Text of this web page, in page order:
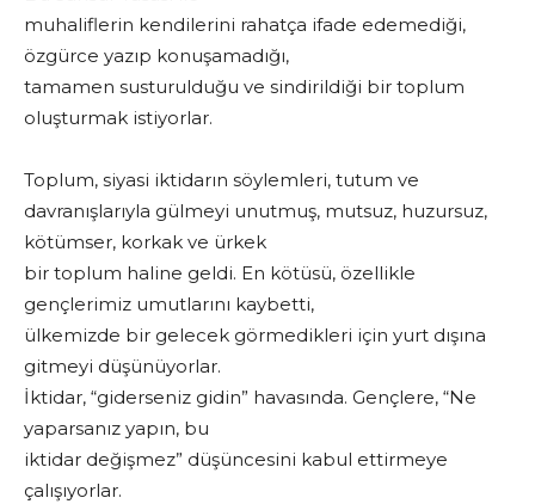
muhaliflerin kendilerini rahatça ifade edemediği,
özgürce yazıp konuşamadığı,
tamamen susturulduğu ve sindirildiği bir toplum
oluşturmak istiyorlar.
Toplum, siyasi iktidarın söylemleri, tutum ve
davranışlarıyla gülmeyi unutmuş, mutsuz, huzursuz,
kötümser, korkak ve ürkek
bir toplum haline geldi. En kötüsü, özellikle
gençlerimiz umutlarını kaybetti,
ülkemizde bir gelecek görmedikleri için yurt dışına
gitmeyi düşünüyorlar.
İktidar, “giderseniz gidin” havasında. Gençlere, “Ne
yaparsanız yapın, bu
iktidar değişmez” düşüncesini kabul ettirmeye
çalışıyorlar.